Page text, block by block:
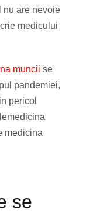
nu are nevoie
medicului
muncii se
pandemiei,
pericol
medicina
se